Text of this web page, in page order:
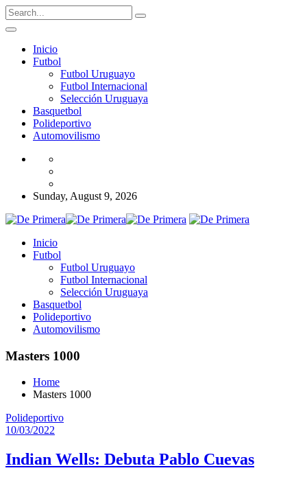
Inicio
Futbol
Futbol Uruguayo
Futbol Internacional
Selección Uruguaya
Basquetbol
Polideportivo
Automovilismo
Sunday, August 9, 2026
Inicio
Futbol
Futbol Uruguayo
Futbol Internacional
Selección Uruguaya
Basquetbol
Polideportivo
Automovilismo
Masters 1000
Home
Masters 1000
Polideportivo
10/03/2022
Indian Wells: Debuta Pablo Cuevas